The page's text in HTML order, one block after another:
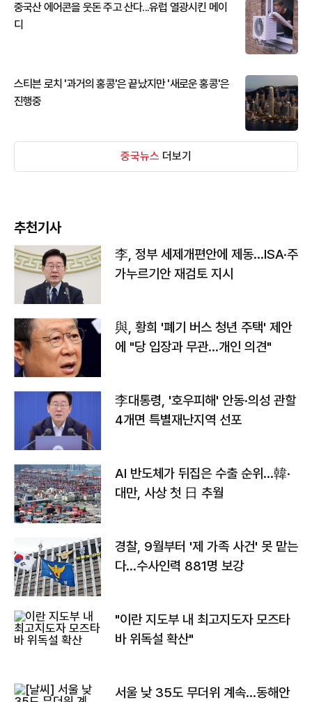
중국산 에어콘을 웃돈 주고 산다...유럽 열광시킨 메이
디
스티븐 로치 '과거의 홍콩'은 끝났지만 '새로운 홍콩'은
진행중
중국뉴스 더보기
추천기사
李, 정부 세제개편안에 제동…ISA·주
가누르기안 재검토 지시
與, 황희 '폐기 버스 청년 주택' 제안
에 "당 입장과 무관…개인 의견"
李대통령, '호우피해' 안동·의성 관할
4개면 특별재난지역 선포
AI 반도체가 뒤집은 수출 순위…韓·
대만, 사상 첫 日 추월
경찰, 9월부터 '제 가족 사건' 못 맡는
다…수사인력 881명 보강
"이란 지도부 내 최고지도자 모즈타
바 위독설 확산"
서울 낮 35도 무더위 계속…동해안